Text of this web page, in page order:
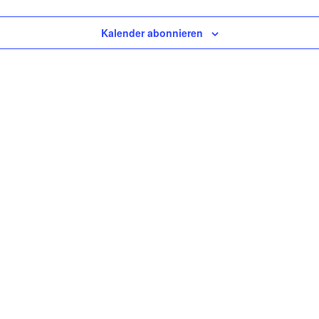
Kalender abonnieren